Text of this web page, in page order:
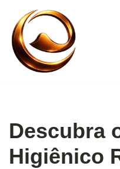
Pular
para
conteúdo
Descubra
Higiênico